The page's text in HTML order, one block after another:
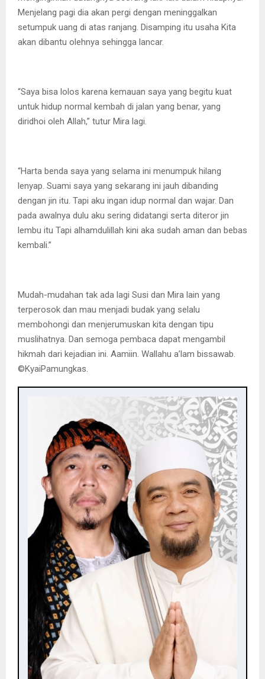
Menjelang pagi dia akan pergi dengan meninggalkan
setumpuk uang di atas ranjang. Disamping itu usaha Kita
akan dibantu olehnya sehingga lancar.
“Saya bisa lolos karena kemauan saya yang begitu kuat
untuk hidup normal kembah di jalan yang benar, yang
diridhoi oleh Allah,” tutur Mira lagi.
“Harta benda saya yang selama ini menumpuk hilang
lenyap. Suami saya yang sekarang ini jauh dibanding
dengan jin itu. Tapi aku ingan idup normal dan wajar. Dan
pada awalnya dulu aku sering didatangi serta diteror jin
lembu itu Tapi alhamdulillah kini aka sudah aman dan bebas
kembali.”
Mudah-mudahan tak ada lagi Susi dan Mira lain yang
terperosok dan mau menjadi budak yang selalu
membohongi dan menjerumuskan kita dengan tipu
muslihatnya. Dan semoga pembaca dapat mengambil
hikmah dari kejadian ini. Aamiin. Wallahu a’lam bissawab.
©️KyaiPamungkas.